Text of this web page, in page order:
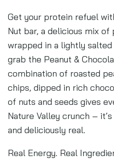
Get your protein refuel
Nut bar, a delicious mix of
wrapped in a lightly
grab the Peanut &
combination of roasted
chips, dipped in rich
of nuts and seeds gives
Nature Valley crunch –
and deliciously real.
Real Energy. Real